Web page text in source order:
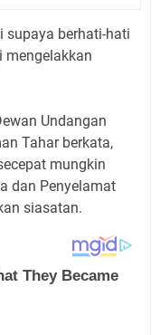
supaya berhati-hati
mengelakkan
Undangan
Tahar berkata,
mungkin
dan Penyelamat
siasatan.